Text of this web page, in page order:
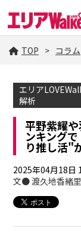
TOP コラム
エリア
解析
平野紫耀
ンキング
り推し活"
2025年04月18日
文● 渡久地香緒